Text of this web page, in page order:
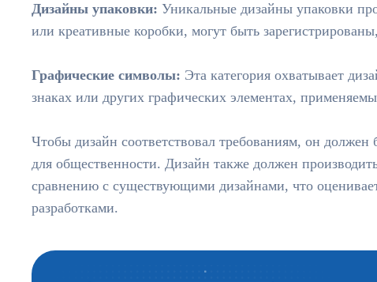
Дизайны упаковки: Уникальные дизайны упаковки
или креативные коробки, могут быть
Графические символы: Эта категория охватывает
знаках или других графических элементах,
Чтобы дизайн соответствовал требованиям, он
для общественности. Дизайн также должен
сравнению с существующими дизайнами, что
разработками.